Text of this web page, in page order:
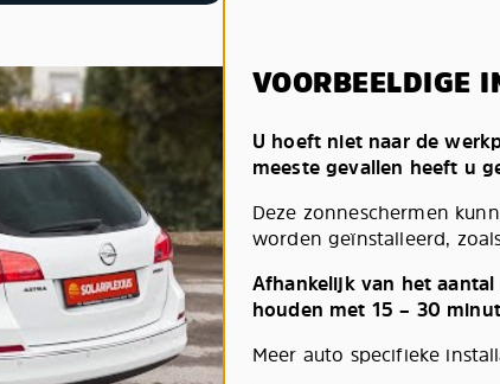
VOORBEELDIGE
U hoeft niet naar de
meeste gevallen heeft u
Deze zonneschermen
worden geïnstalleerd,
Afhankelijk van het
houden met 15 – 30
Meer auto specifieke